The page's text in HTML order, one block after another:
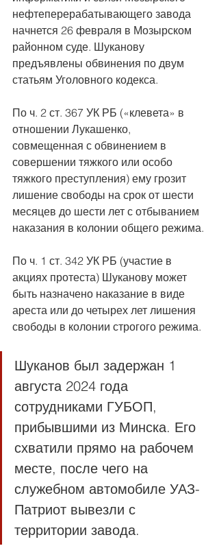
нефтеперерабатывающего завода
начнется 26 февраля в Мозырском
районном суде. Шуканову
предъявлены обвинения по двум
статьям Уголовного кодекса.
По ч. 2 ст. 367 УК РБ («клевета» в
отношении Лукашенко,
совмещенная с обвинением в
совершении тяжкого или особо
тяжкого преступления) ему грозит
лишение свободы на срок от шести
месяцев до шести лет с отбыванием
наказания в колонии общего режима.
По ч. 1 ст. 342 УК РБ (участие в
акциях протеста) Шуканову может
быть назначено наказание в виде
ареста или до четырех лет лишения
свободы в колонии строгого режима.
Шуканов был задержан 1
августа 2024 года
сотрудниками ГУБОП,
прибывшими из Минска. Его
схватили прямо на рабочем
месте, после чего на
служебном автомобиле УАЗ-
Патриот вывезли с
территории завода.